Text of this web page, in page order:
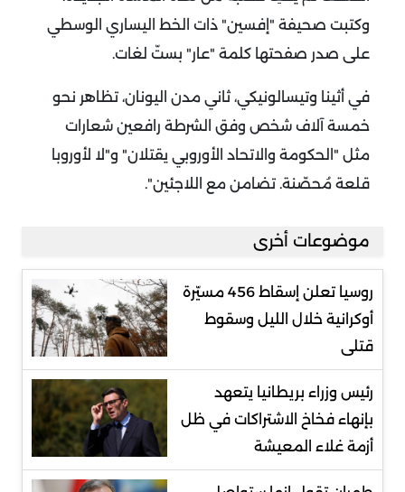
وكتبت صحيفة "إفسين" ذات الخط اليساري الوسطي
على صدر صفحتها كلمة "عار" بستّ لغات.
في أثينا وتيسالونيكي، ثاني مدن اليونان، تظاهر نحو
خمسة آلاف شخص وفق الشرطة رافعين شعارات
مثل "الحكومة والاتحاد الأوروبي يقتلان" و"لا لأوروبا
قلعة مُحصّنة. تضامن مع اللاجئين".
موضوعات أخرى
روسيا تعلن إسقاط 456 مسيّرة
أوكرانية خلال الليل وسقوط
قتلى
رئيس وزراء بريطانيا يتعهد
بإنهاء فخاخ الاشتراكات في ظل
أزمة غلاء المعيشة